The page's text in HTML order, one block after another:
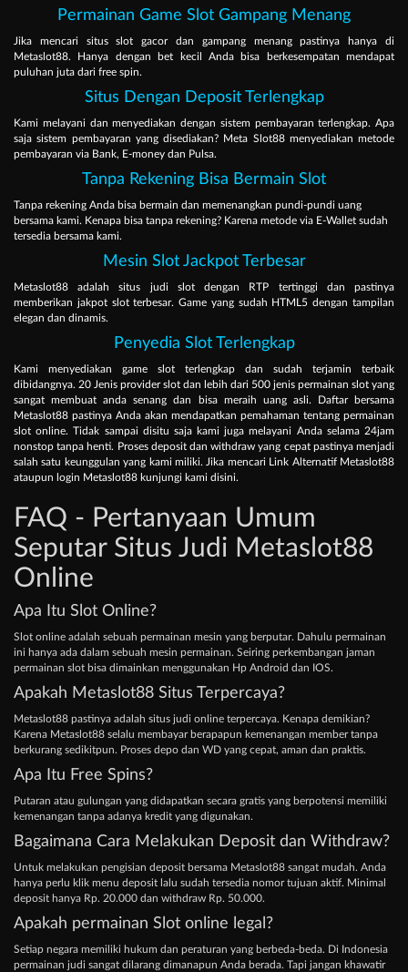
Permainan Game Slot Gampang Menang
Jika mencari situs slot gacor dan gampang menang pastinya hanya di
Metaslot88. Hanya dengan bet kecil Anda bisa berkesempatan mendapat
puluhan juta dari free spin.
Situs Dengan Deposit Terlengkap
Kami melayani dan menyediakan dengan sistem pembayaran terlengkap. Apa
saja sistem pembayaran yang disediakan? Meta Slot88 menyediakan metode
pembayaran via Bank, E-money dan Pulsa.
Tanpa Rekening Bisa Bermain Slot
Tanpa rekening Anda bisa bermain dan memenangkan pundi-pundi uang
bersama kami. Kenapa bisa tanpa rekening? Karena metode via E-Wallet sudah
tersedia bersama kami.
Mesin Slot Jackpot Terbesar
Metaslot88 adalah situs judi slot dengan RTP tertinggi dan pastinya
memberikan jakpot slot terbesar. Game yang sudah HTML5 dengan tampilan
elegan dan dinamis.
Penyedia Slot Terlengkap
Kami menyediakan game slot terlengkap dan sudah terjamin terbaik
dibidangnya. 20 Jenis provider slot dan lebih dari 500 jenis permainan slot yang
sangat membuat anda senang dan bisa meraih uang asli. Daftar bersama
Metaslot88 pastinya Anda akan mendapatkan pemahaman tentang permainan
slot online. Tidak sampai disitu saja kami juga melayani Anda selama 24jam
nonstop tanpa henti. Proses deposit dan withdraw yang cepat pastinya menjadi
salah satu keunggulan yang kami miliki. Jika mencari Link Alternatif Metaslot88
ataupun login Metaslot88 kunjungi kami disini.
FAQ - Pertanyaan Umum
Seputar Situs Judi Metaslot88
Online
Apa Itu Slot Online?
Slot online adalah sebuah permainan mesin yang berputar. Dahulu permainan
ini hanya ada dalam sebuah mesin permainan. Seiring perkembangan jaman
permainan slot bisa dimainkan menggunakan Hp Android dan IOS.
Apakah Metaslot88 Situs Terpercaya?
Metaslot88 pastinya adalah situs judi online terpercaya. Kenapa demikian?
Karena Metaslot88 selalu membayar berapapun kemenangan member tanpa
berkurang sedikitpun. Proses depo dan WD yang cepat, aman dan praktis.
Apa Itu Free Spins?
Putaran atau gulungan yang didapatkan secara gratis yang berpotensi memiliki
kemenangan tanpa adanya kredit yang digunakan.
Bagaimana Cara Melakukan Deposit dan Withdraw?
Untuk melakukan pengisian deposit bersama Metaslot88 sangat mudah. Anda
hanya perlu klik menu deposit lalu sudah tersedia nomor tujuan aktif. Minimal
deposit hanya Rp. 20.000 dan withdraw Rp. 50.000.
Apakah permainan Slot online legal?
Setiap negara memiliki hukum dan peraturan yang berbeda-beda. Di Indonesia
permainan judi sangat dilarang dimanapun Anda berada. Tapi jangan khawatir